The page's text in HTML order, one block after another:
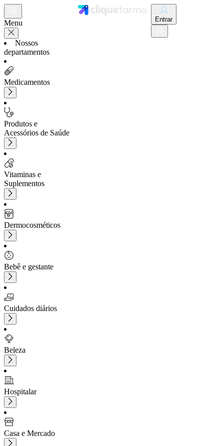
Menu
Nossos
departamentos
Medicamentos
Produtos e
Acessórios de Saúde
Vitaminas e
Suplementos
Dermocosméticos
Bebê e gestante
Cuidados diários
Beleza
Hospitalar
Casa e Mercado
Entrar